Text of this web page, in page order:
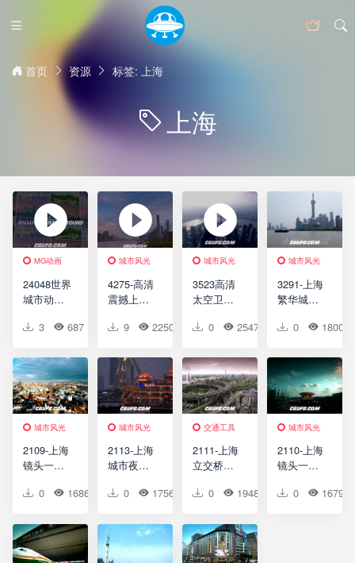
首页 资源 标签: 上海
上海
MG动画
24048世界
城市动画
画AE模板
cities –
Animation
backgroun
d
3 687 0 0
城市风光
4275-高清
震撼上海
实拍视频
9 2250 3 0
城市风光
3523高清
太空卫星
上海城市
0 2547 2 0
城市风光
3291-上海
繁华城市
游江船只
延时快镜
头高清实
拍视频素
材
0 1800
城市风光
2109-上海
镜头一组4
视频素材
0 1686 0 0
城市风光
2113-上海
城市夜景
视频素材
0 1756 0 0
交通工具
2111-上海
立交桥高
频素材
0 1948 0 0
城市风光
2110-上海
镜头一组
带中国馆)
0 1679